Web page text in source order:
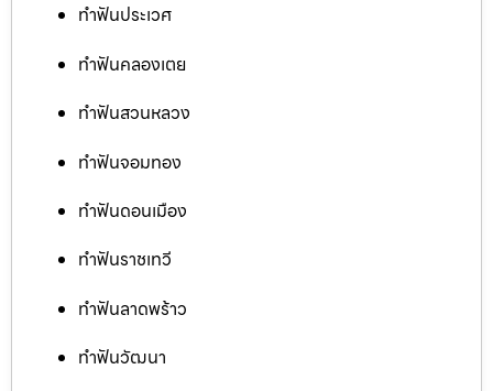
ทำฟันประเวศ
ทำฟันคลองเตย
ทำฟันสวนหลวง
ทำฟันจอมทอง
ทำฟันดอนเมือง
ทำฟันราชเทวี
ทำฟันลาดพร้าว
ทำฟันวัฒนา